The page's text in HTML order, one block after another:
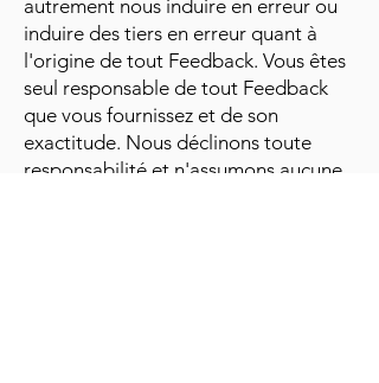
autrement nous induire en erreur ou
induire des tiers en erreur quant à
l'origine de tout Feedback. Vous êtes
seul responsable de tout Feedback
que vous fournissez et de son
exactitude. Nous déclinons toute
responsabilité et n'assumons aucune